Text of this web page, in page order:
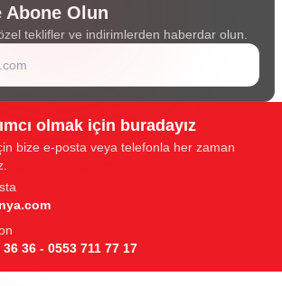
Abone Olun
teklifler ve indirimlerden haberdar olun.
olmak için buradayız
bize e-posta veya telefonla her zaman
36 - 0553 711 77 17